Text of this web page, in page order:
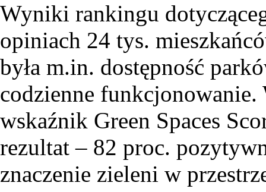
Wyniki rankingu
opiniach 24 tys.
była m.in. dostępność
codzienne
wskaźnik Green Spaces
rezultat – 82 proc.
znaczenie zieleni w